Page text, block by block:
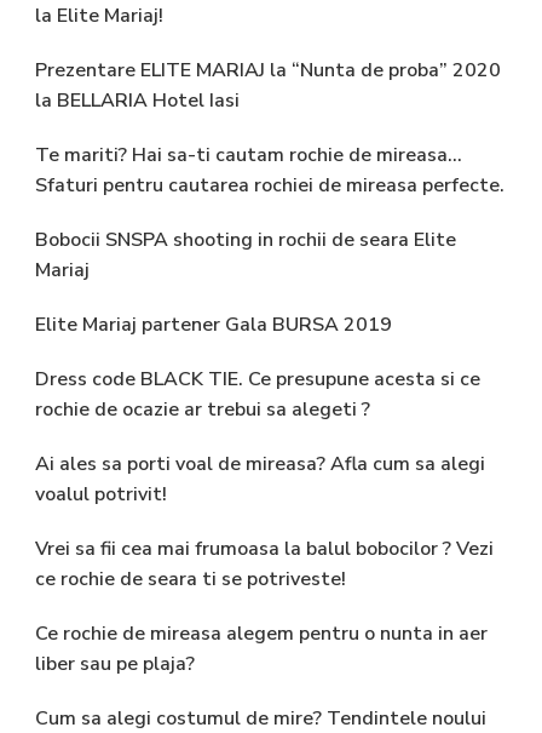
la Elite Mariaj!
Prezentare ELITE MARIAJ la “Nunta de proba” 2020
la BELLARIA Hotel Iasi
Te mariti? Hai sa-ti cautam rochie de mireasa…
Sfaturi pentru cautarea rochiei de mireasa perfecte.
Bobocii SNSPA shooting in rochii de seara Elite
Mariaj
Elite Mariaj partener Gala BURSA 2019
Dress code BLACK TIE. Ce presupune acesta si ce
rochie de ocazie ar trebui sa alegeti ?
Ai ales sa porti voal de mireasa? Afla cum sa alegi
voalul potrivit!
Vrei sa fii cea mai frumoasa la balul bobocilor ? Vezi
ce rochie de seara ti se potriveste!
Ce rochie de mireasa alegem pentru o nunta in aer
liber sau pe plaja?
Cum sa alegi costumul de mire? Tendintele noului